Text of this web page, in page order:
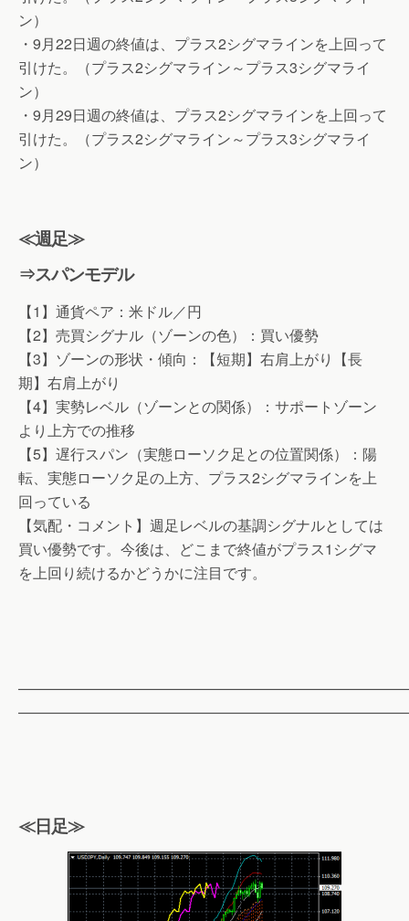
ン）
・9月22日週の終値は、プラス2シグマラインを上回って
引けた。（プラス2シグマライン～プラス3シグマライ
ン）
・9月29日週の終値は、プラス2シグマラインを上回って
引けた。（プラス2シグマライン～プラス3シグマライ
ン）
≪週足≫
⇒スパンモデル
【1】通貨ペア：米ドル／円
【2】売買シグナル（ゾーンの色）：買い優勢
【3】ゾーンの形状・傾向：【短期】右肩上がり【長
期】右肩上がり
【4】実勢レベル（ゾーンとの関係）：サポートゾーン
より上方での推移
【5】遅行スパン（実態ローソク足との位置関係）：陽
転、実態ローソク足の上方、プラス2シグマラインを上
回っている
【気配・コメント】週足レベルの基調シグナルとしては
買い優勢です。今後は、どこまで終値がプラス1シグマ
を上回り続けるかどうかに注目です。
≪日足≫